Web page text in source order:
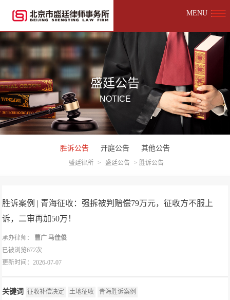
MENU
盛廷公告
NOTICE
胜诉公告 开庭公告 其他公告
盛廷律所 > 盛廷公告 > 胜诉公告
胜诉案例 | 青海征收：强拆被判赔偿79万元，征收方不服上
诉，二审再加50万！
承办律师： 曹广 马佳俊
已被浏览672次
更新时间：2026-07-07
关键词 征收补偿决定 土地征收 青海胜诉案例